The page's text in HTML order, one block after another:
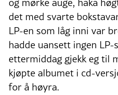
det med svarte
LP-en som låg inni var
hadde uansett ingen LP-
ettermiddag gjekk eg til
kjøpte albumet i cd-
for å høyra.